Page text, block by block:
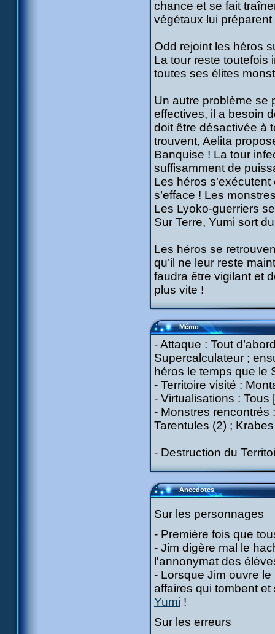
chance et se fait
végétaux lui
Odd rejoint les héros
La tour reste toutefois
toutes ses élites
Un autre problème se
effectives, il a besoin
doit être désactivée à
trouvent, Aelita
Banquise ! La tour
suffisamment de
Les héros
s’efface ! Les
Les Lyoko-guerriers
Sur Terre, Yumi sort
Les héros se
qu’il ne leur reste
faudra être vigilant et
plus vite !
Mémo
- Attaque : Tout
Supercalculateur ;
héros le temps que le
- Territoire visité :
- Virtualisations :
- Monstres rencontrés
Tarentules (2) ;
- Destruction du
Anecdotes
Sur les personnages
- Première fois que
- Jim digère mal le
l'annonymat des
- Lorsque Jim ouvre
affaires qui tombent
Yumi !
Sur les erreurs